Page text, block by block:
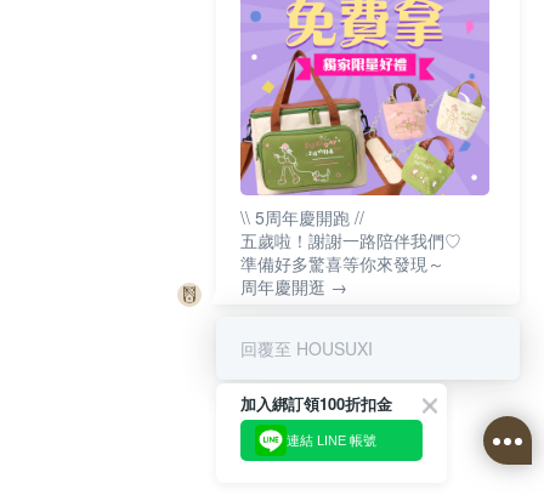
\\ 5周年慶開跑 //
五歲啦！謝謝一路陪伴我們♡
準備好多驚喜等你來發現～
周年慶開逛 →
回覆至 HOUSUXI
加入綁訂領100折扣金
連結 LINE 帳號